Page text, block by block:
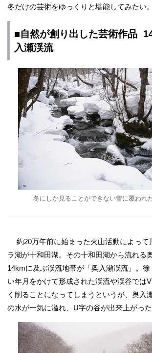
冬だけの芸術をゆっくりと堪能してみたい。
■自然が創り出した芸術作品
入瀬渓流
冬にしか見ることができない雪に覆われ
約20万年前に始まった火山活動によって
ラ湖が十和田湖。その十和田湖から流れる
14kmに及ぶ渓流地帯が「奥入瀬渓流」。
い年月をかけて形成された渓流や渓谷では
く削ることになってしまうというが、奥入
の水が一気に溢れ、U字の谷が出来上がった